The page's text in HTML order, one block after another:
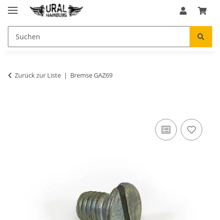
Zurück zur Liste Bremse GAZ69